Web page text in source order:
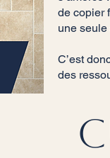
de copier
une seule
C’est
des